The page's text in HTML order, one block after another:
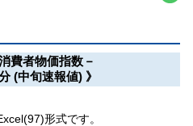
費者物価指数－
(中旬速報値) 》
形式です。